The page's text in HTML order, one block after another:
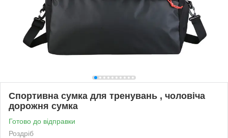
Спортивна сумка для тренувань , чоловіча
дорожня сумка
Готово до відправки
Роздріб